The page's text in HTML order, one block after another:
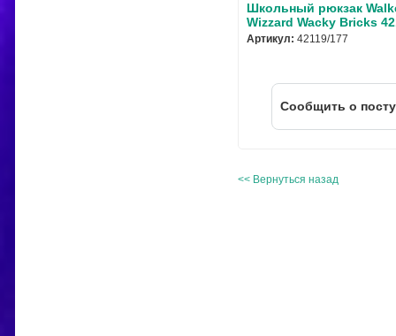
Школьный рюкзак
Wizzard Wacky Bricks
Артикул: 42119/177
Cообщить о
<< Вернуться назад